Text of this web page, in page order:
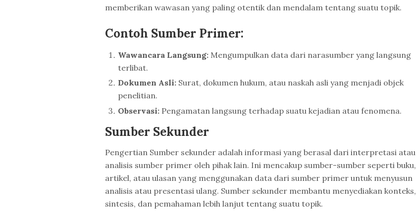
memberikan wawasan yang paling otentik dan mendalam tentang suatu topik.
Contoh Sumber Primer:
Wawancara Langsung:Mengumpulkan data dari narasumber yang langsung
terlibat.
Dokumen Asli:Surat, dokumen hukum, atau naskah asli yang menjadi objek
penelitian.
Observasi:Pengamatan langsung terhadap suatu kejadian atau fenomena.
Sumber Sekunder
Pengertian Sumber sekunder adalah informasi yang berasal dari interpretasi atau
analisis sumber primer oleh pihak lain. Ini mencakup sumber-sumber seperti buku,
artikel, atau ulasan yang menggunakan data dari sumber primer untuk menyusun
analisis atau presentasi ulang. Sumber sekunder membantu menyediakan konteks,
sintesis, dan pemahaman lebih lanjut tentang suatu topik.